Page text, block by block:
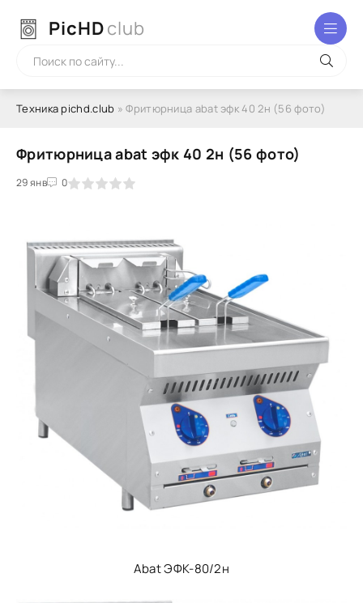
PicHDclub
Техника pichd.club » Фритюрница abat эфк 40 2н (56 фото)
Фритюрница abat эфк 40 2н (56 фото)
29 янв 0
3 4 5
Abat ЭФК-80/2н